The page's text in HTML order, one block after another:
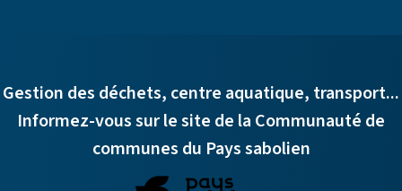
Gestion des déchets, centre aquatique, transport...
Informez-vous sur le site de la Communauté de
communes du Pays sabolien